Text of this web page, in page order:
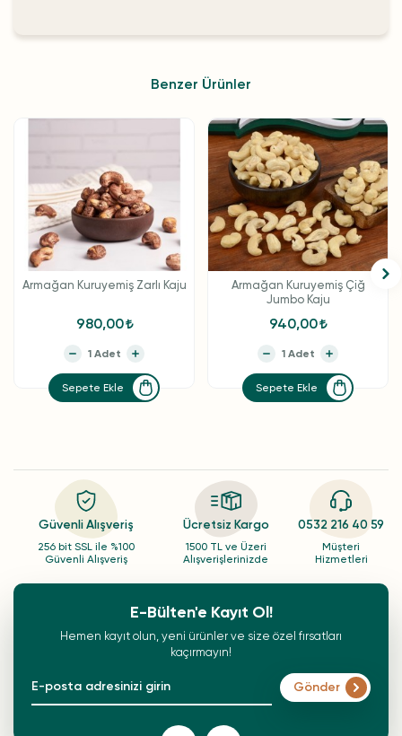
Benzer Ürünler
Armağan Kuruyemiş Zarlı Kaju
980,00
Sepete Ekle
Armağan Kuruyemiş Çiğ
Jumbo Kaju
940,00
Sepete Ekle
Güvenli Alışveriş
256 bit SSL ile %100
Güvenli Alışveriş
Ücretsiz Kargo
1500 TL ve Üzeri
Alışverişlerinizde
0532 216 40 59
Müşteri
Hizmetleri
E-Bülten'e Kayıt Ol!
Hemen kayıt olun, yeni ürünler ve size özel fırsatları
kaçırmayın!
Gönder